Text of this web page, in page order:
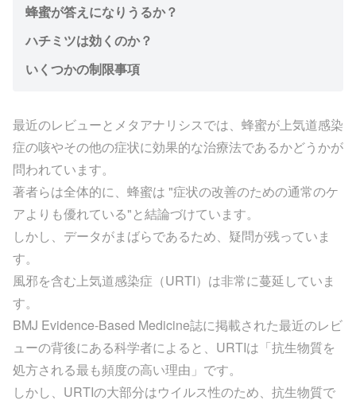
蜂蜜が答えになりうるか？
ハチミツは効くのか？
いくつかの制限事項
最近のレビューとメタアナリシスでは、蜂蜜が上気道感染
症の咳やその他の症状に効果的な治療法であるかどうかが
問われています。
著者らは全体的に、蜂蜜は "症状の改善のための通常のケ
アよりも優れている"と結論づけています。
しかし、データがまばらであるため、疑問が残っていま
す。
風邪を含む上気道感染症（URTI）は非常に蔓延していま
す。
BMJ Evidence-Based Medicine誌に掲載された最近のレビ
ューの背後にある科学者によると、URTIは「抗生物質を
処方される最も頻度の高い理由」です。
しかし、URTIの大部分はウイルス性のため、抗生物質で